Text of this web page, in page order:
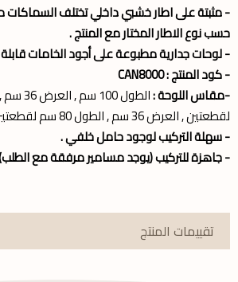
- مثبتة على اطار خشبي داخلي تختلف السماكات من 18 ملم الى
حسب نوع الاطار المختار مع المنتج .
- لوحات جدارية مطبوعة على أجود الخامات
- كود المنتج : CAN8000
-مقاس اللوحة :
لقطعتين , العرض 36 سم , الطول 80 سم لقطعتين , العرض 36 سم
- سهلة التركيب لوجود حامل خلفي .
- جاهزة للتركيب (يوجد مسامير مرفقة مع
تقييمات المنتج